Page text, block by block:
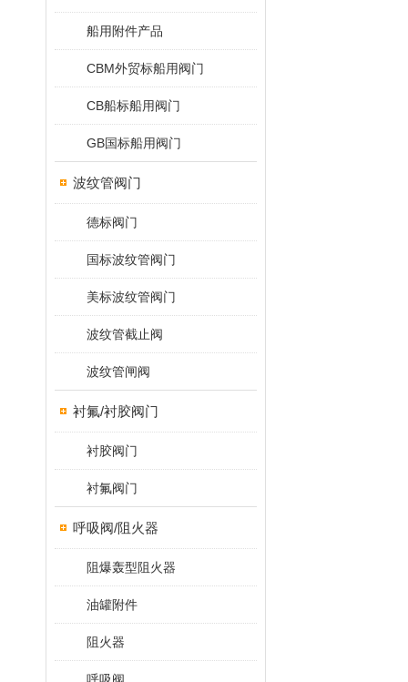
船用附件产品
CBM外贸标船用阀门
CB船标船用阀门
GB国标船用阀门
波纹管阀门
德标阀门
国标波纹管阀门
美标波纹管阀门
波纹管截止阀
波纹管闸阀
衬氟/衬胶阀门
衬胶阀门
衬氟阀门
呼吸阀/阻火器
阻爆轰型阻火器
油罐附件
阻火器